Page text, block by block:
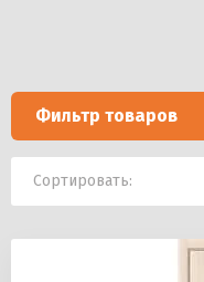
Фильтр товаров
Сортировать: